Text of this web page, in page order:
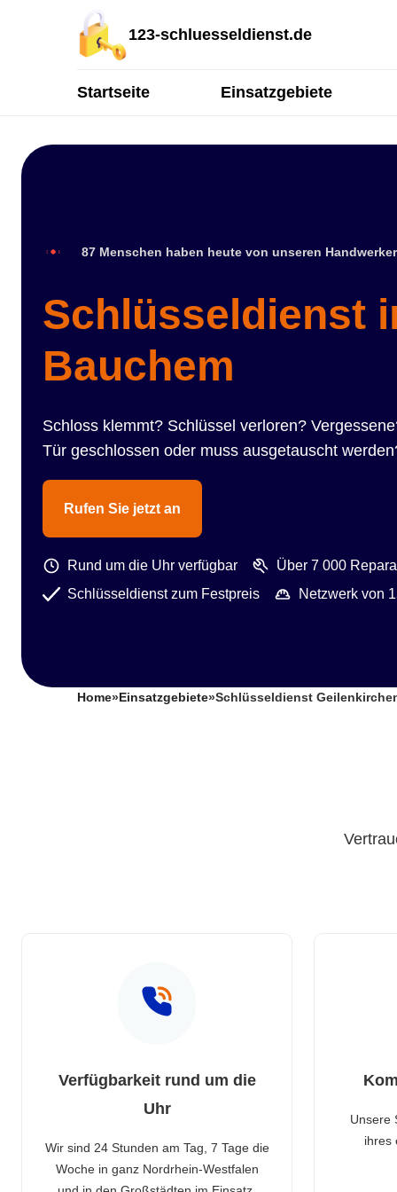
123-schluesseldienst.de
Startseite Einsatzgebiete
87 Menschen haben heute von unseren
Schlüsseldienst
Bauchem
Schloss klemmt? Schlüssel verloren?
Tür geschlossen oder muss ausgetauscht
Rufen Sie jetzt an
Rund um die Uhr verfügbar
Über 7 000
Schlüsseldienst zum Festpreis
Netzwerk von
Home» Einsatzgebiete»Schlüsseldienst
Verfügbarkeit rund um die
Uhr
Wir sind 24 Stunden am Tag, 7 Tage die
Woche in ganz Nordrhein-Westfalen
Unsere
ihres